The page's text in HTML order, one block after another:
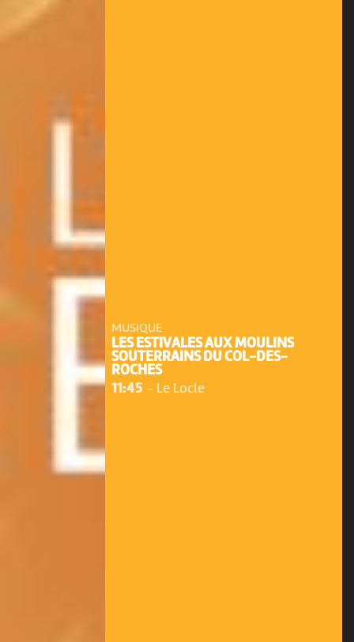
MUSIQUE
LES ESTIVALES AUX MOULINS
SOUTERRAINS DU COL-DES-
ROCHES
11:45 - Le Locle